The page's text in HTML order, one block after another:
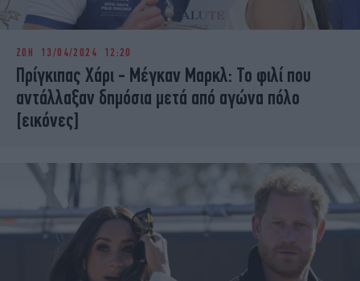
ΖΩΗ 13/04/2024 12:20
Πρίγκιπας Χάρι - Μέγκαν Μαρκλ: Το φιλί που
αντάλλαξαν δημόσια μετά από αγώνα πόλο
[εικόνες]